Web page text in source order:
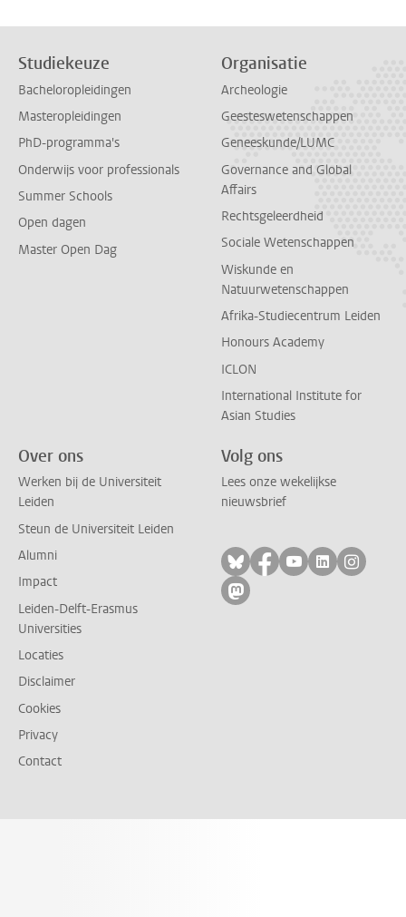
Studiekeuze
Bacheloropleidingen
Masteropleidingen
PhD-programma's
Onderwijs voor professionals
Summer Schools
Open dagen
Master Open Dag
Organisatie
Archeologie
Geesteswetenschappen
Geneeskunde/LUMC
Governance and Global
Affairs
Rechtsgeleerdheid
Sociale Wetenschappen
Wiskunde en
Natuurwetenschappen
Afrika-Studiecentrum Leiden
Honours Academy
ICLON
International Institute for
Asian Studies
Over ons
Werken bij de Universiteit
Leiden
Steun de Universiteit Leiden
Alumni
Impact
Leiden-Delft-Erasmus
Universities
Locaties
Disclaimer
Cookies
Privacy
Contact
Volg ons
Lees onze wekelijkse
nieuwsbrief
Volg ons op bluesky
Volg ons op
Volg ons op
Volg ons
Volg
Volg ons op mastodon